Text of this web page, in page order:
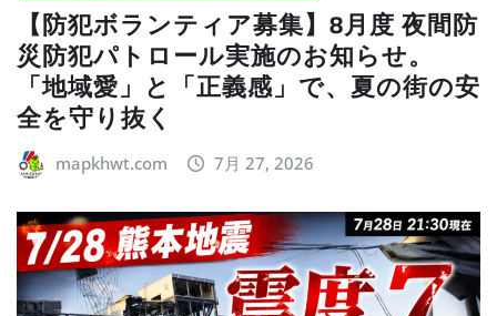
【防犯ボランティア募集】8月度 夜間防
災防犯パトロール実施のお知らせ。
「地域愛」と「正義感」で、夏の街の安
全を守り抜く
mapkhwt.com 7月 27, 2026